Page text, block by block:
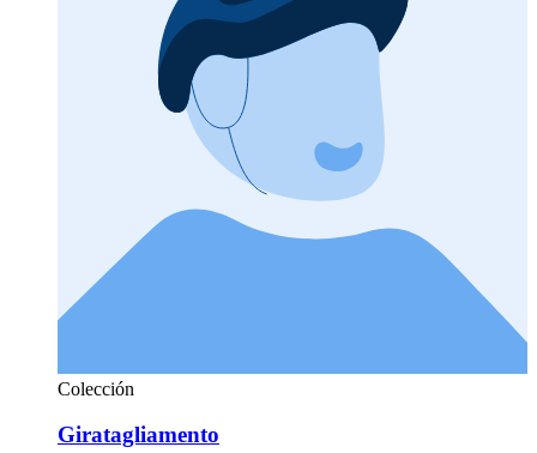
Colección
Giratagliamento